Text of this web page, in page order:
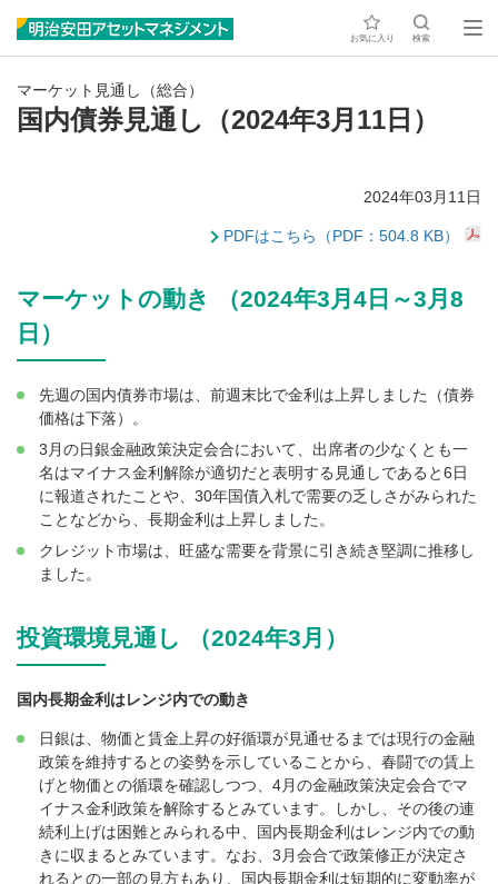
お気に入り 検索
マーケット見通し（総合）
国内債券見通し（2024年3月11日）
2024年03月11日
PDFはこちら（PDF：504.8 KB）
マーケットの動き （2024年3月4日～3月8
日）
先週の国内債券市場は、前週末比で金利は上昇しました（債券
価格は下落）。
3月の日銀金融政策決定会合において、出席者の少なくとも一
名はマイナス金利解除が適切だと表明する見通しであると6日
に報道されたことや、30年国債入札で需要の乏しさがみられた
ことなどから、長期金利は上昇しました。
クレジット市場は、旺盛な需要を背景に引き続き堅調に推移し
ました。
投資環境見通し （2024年3月）
国内長期金利はレンジ内での動き
日銀は、物価と賃金上昇の好循環が見通せるまでは現行の金融
政策を維持するとの姿勢を示していることから、春闘での賃上
げと物価との循環を確認しつつ、4月の金融政策決定会合でマ
イナス金利政策を解除するとみています。しかし、その後の連
続利上げは困難とみられる中、国内長期金利はレンジ内での動
きに収まるとみています。なお、3月会合で政策修正が決定さ
れるとの一部の見方もあり、国内長期金利は短期的に変動率が